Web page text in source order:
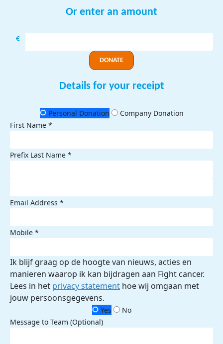
Or enter an amount
€
DONATE
Details for your receipt
Personal Donation
Company Donation
First Name *
Prefix Last Name *
Email Address *
Mobile *
Ik blijf graag op de hoogte van nieuws, acties en
manieren waarop ik kan bijdragen aan Fight cancer.
Lees in het privacy statement hoe wij omgaan met
jouw persoonsgegevens.
Yes
No
Message to Team (Optional)